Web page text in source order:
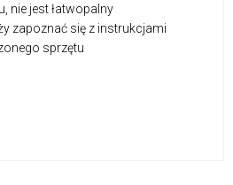
nie jest łatwopalny
zapoznać się z instrukcjami
sprzętu